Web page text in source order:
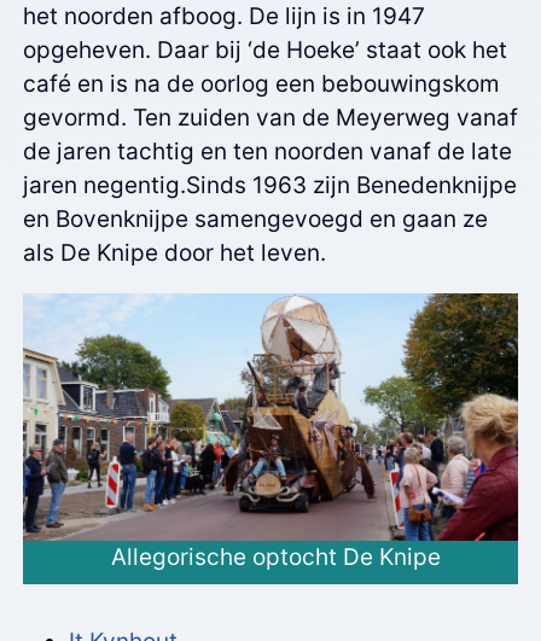
het noorden afboog. De lijn is in 1947
opgeheven. Daar bij ‘de Hoeke’ staat ook het
café en is na de oorlog een bebouwingskom
gevormd. Ten zuiden van de Meyerweg vanaf
de jaren tachtig en ten noorden vanaf de late
jaren negentig.Sinds 1963 zijn Benedenknijpe
en Bovenknijpe samengevoegd en gaan ze
als De Knipe door het leven.
Allegorische optocht De Knipe